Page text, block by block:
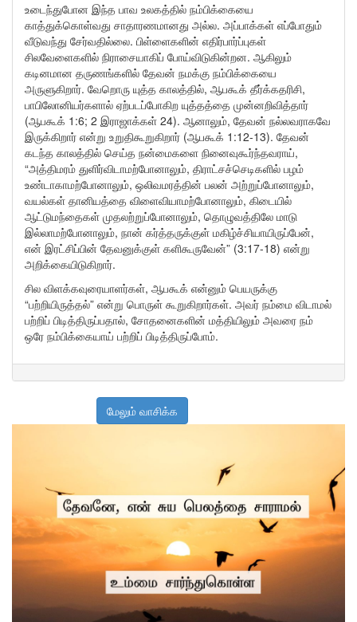
உடைந்துபோன இந்த பாவ உலகத்தில் நம்பிக்கையை
காத்துக்கொள்வது சாதாரணமானது அல்ல. அப்பாக்கள் எப்போதும்
வீடுவந்து சேர்வதில்லை. பிள்ளைகளின் எதிர்பார்ப்புகள்
சிலவேளைகளில் நிராசையாகிப் போய்விடுகின்றன. ஆகிலும்
கடினமான தருணங்களில் தேவன் நமக்கு நம்பிக்கையை
அருளுகிறார். வேறொரு யுத்த காலத்தில், ஆபகூக் தீர்க்கதரிசி,
பாபிலோனியர்களால் ஏற்படப்போகிற யுத்தத்தை முன்னறிவித்தார்
(ஆபகூக் 1:6; 2 இராஜாக்கள் 24). ஆனாலும், தேவன் நல்லவராகவே
இருக்கிறார் என்று உறுதிகூறுகிறார் (ஆபகூக் 1:12-13). தேவன்
கடந்த காலத்தில் செய்த நன்மைகளை நினைவுகூர்ந்தவராய்,
“அத்திமரம் துளிர்விடாமற்போனாலும், திராட்சச்செடிகளில் பழம்
உண்டாகாமற்போனாலும், ஒலிவமரத்தின் பலன் அற்றுப்போனாலும்,
வயல்கள் தானியத்தை விளைவியாமற்போனாலும், கிடையில்
ஆட்டுமந்தைகள் முதலற்றுப்போனாலும், தொழுவத்திலே மாடு
இல்லாமற்போனாலும், நான் கர்த்தருக்குள் மகிழ்ச்சியாயிருப்பேன்,
என் இரட்சிப்பின் தேவனுக்குள் களிகூருவேன்” (3:17-18) என்று
அறிக்கையிடுகிறார்.
சில விளக்கவுரையாளர்கள், ஆபகூக் என்னும் பெயருக்கு
“பற்றியிருத்தல்” என்று பொருள் கூறுகிறார்கள். அவர் நம்மை விடாமல்
பற்றிப் பிடித்திருப்பதால், சோதனைகளின் மத்தியிலும் அவரை நம்
ஒரே நம்பிக்கையாய் பற்றிப் பிடித்திருப்போம்.
மேலும் வாசிக்க